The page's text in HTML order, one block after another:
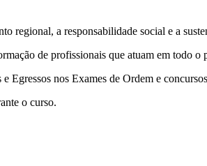
regional, a responsabilidade social e a
de profissionais que atuam em todo o
Egressos nos Exames de Ordem e
o curso.